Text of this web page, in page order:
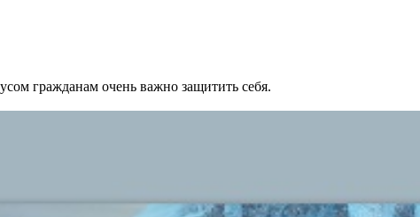
гражданам очень важно защитить себя.